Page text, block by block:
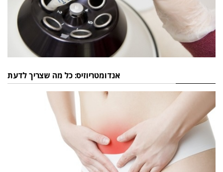
אנדומטריוזיס: כל מה שצריך לדעת